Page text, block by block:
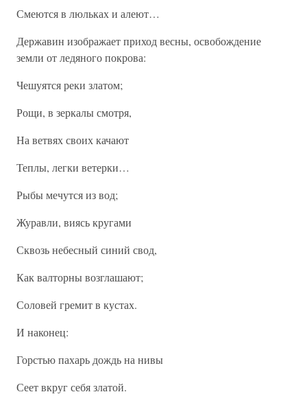
Смеются в люльках и алеют…
Державин изображает приход весны, освобождение
земли от ледяного покрова:
Чешуятся реки златом;
Рощи, в зеркалы смотря,
На ветвях своих качают
Теплы, легки ветерки…
Рыбы мечутся из вод;
Журавли, виясь кругами
Сквозь небесный синий свод,
Как валторны возглашают;
Соловей гремит в кустах.
И наконец:
Горстью пахарь дождь на нивы
Сеет вкруг себя златой.